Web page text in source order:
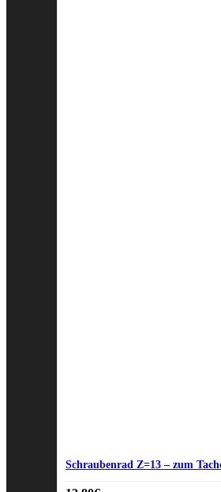
Schraubenrad Z=13 – zum